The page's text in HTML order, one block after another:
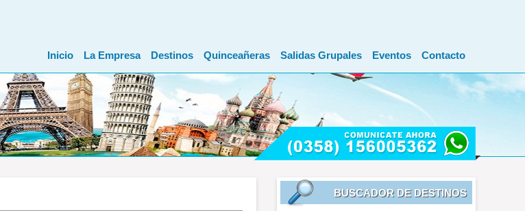
Inicio La Empresa Destinos Quinceañeras Salidas Grupales Eventos Contacto
BUSCADOR DE DESTINOS